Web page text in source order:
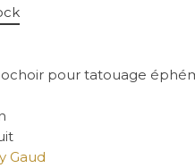
pour tatouage
Gaud